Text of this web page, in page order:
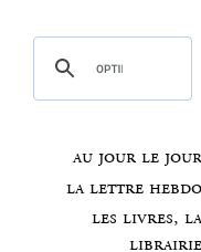
au jour le
la lettre hebdo
les livres,
librairie